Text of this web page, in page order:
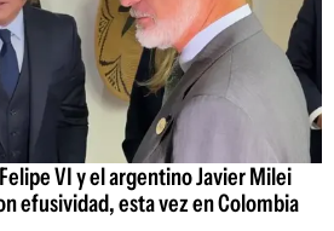
VI y el argentino Javier Milei
efusividad, esta vez en Colombia